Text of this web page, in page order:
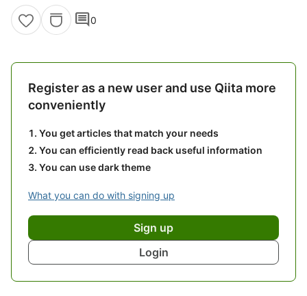
comment0
Register as a new user and use Qiita more
conveniently
You get articles that match your needs
You can efficiently read back useful information
You can use dark theme
What you can do with signing up
Sign up
Login